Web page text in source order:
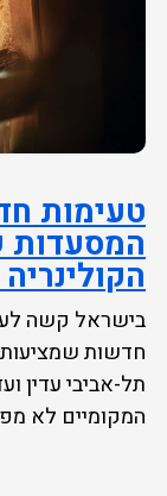
טעימות
המסעדות
בישראל קשה
חדשות שמציעות
תל-אביבי עדין
המקומיים לא